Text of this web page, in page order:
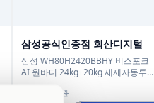
삼성공식인증점 회산디지털
삼성 WH80H2420BBHY 비스포크
AI 원바디 24kg+20kg 세제자동투입
3,898,000원